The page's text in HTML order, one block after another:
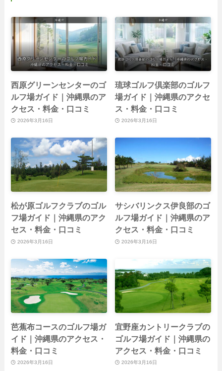
西原グリーンセンターのゴ
ルフ場ガイド｜沖縄県のア
クセス・料金・口コミ
2026年3月16日
琉球ゴルフ倶楽部のゴルフ
場ガイド｜沖縄県のアクセ
ス・料金・口コミ
2026年3月16日
松が原ゴルフクラブのゴル
フ場ガイド｜沖縄県のアク
セス・料金・口コミ
2026年3月16日
サシバリンクス伊良部のゴ
ルフ場ガイド｜沖縄県のア
クセス・料金・口コミ
2026年3月16日
芭蕉布コースのゴルフ場ガ
イド｜沖縄県のアクセス・
料金・口コミ
2026年3月16日
宜野座カントリークラブの
ゴルフ場ガイド｜沖縄県の
アクセス・料金・口コミ
2026年3月16日